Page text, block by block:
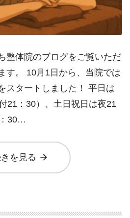
整体院のブログをご覧いただ
す。 10月1日から、当院では
スタートしました！ 平日は
21：30）、土日祝日は夜21
30…
を見る arrow_forward